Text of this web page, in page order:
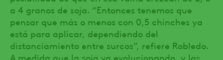
a 4 granos de soja. “Entonces tenemos que
pensar que más o menos con 0,5 chinches ya
está para aplicar, dependiendo del
distanciamiento entre surcos”, refiere Robledo.
A medida que la soja va evolucionando, y las